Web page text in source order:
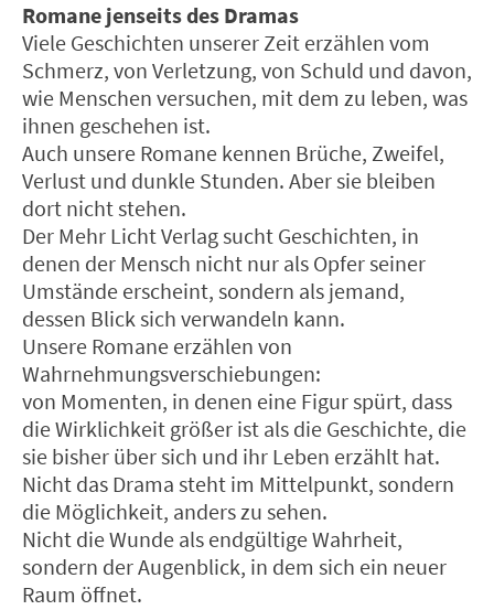
Romane jenseits des Dramas
Viele Geschichten unserer Zeit erzählen vom
Schmerz, von Verletzung, von Schuld und davon,
wie Menschen versuchen, mit dem zu leben, was
ihnen geschehen ist.
Auch unsere Romane kennen Brüche, Zweifel,
Verlust und dunkle Stunden. Aber sie bleiben
dort nicht stehen.
Der Mehr Licht Verlag sucht Geschichten, in
denen der Mensch nicht nur als Opfer seiner
Umstände erscheint, sondern als jemand,
dessen Blick sich verwandeln kann.
Unsere Romane erzählen von
Wahrnehmungsverschiebungen:
von Momenten, in denen eine Figur spürt, dass
die Wirklichkeit größer ist als die Geschichte, die
sie bisher über sich und ihr Leben erzählt hat.
Nicht das Drama steht im Mittelpunkt, sondern
die Möglichkeit, anders zu sehen.
Nicht die Wunde als endgültige Wahrheit,
sondern der Augenblick, in dem sich ein neuer
Raum öffnet.